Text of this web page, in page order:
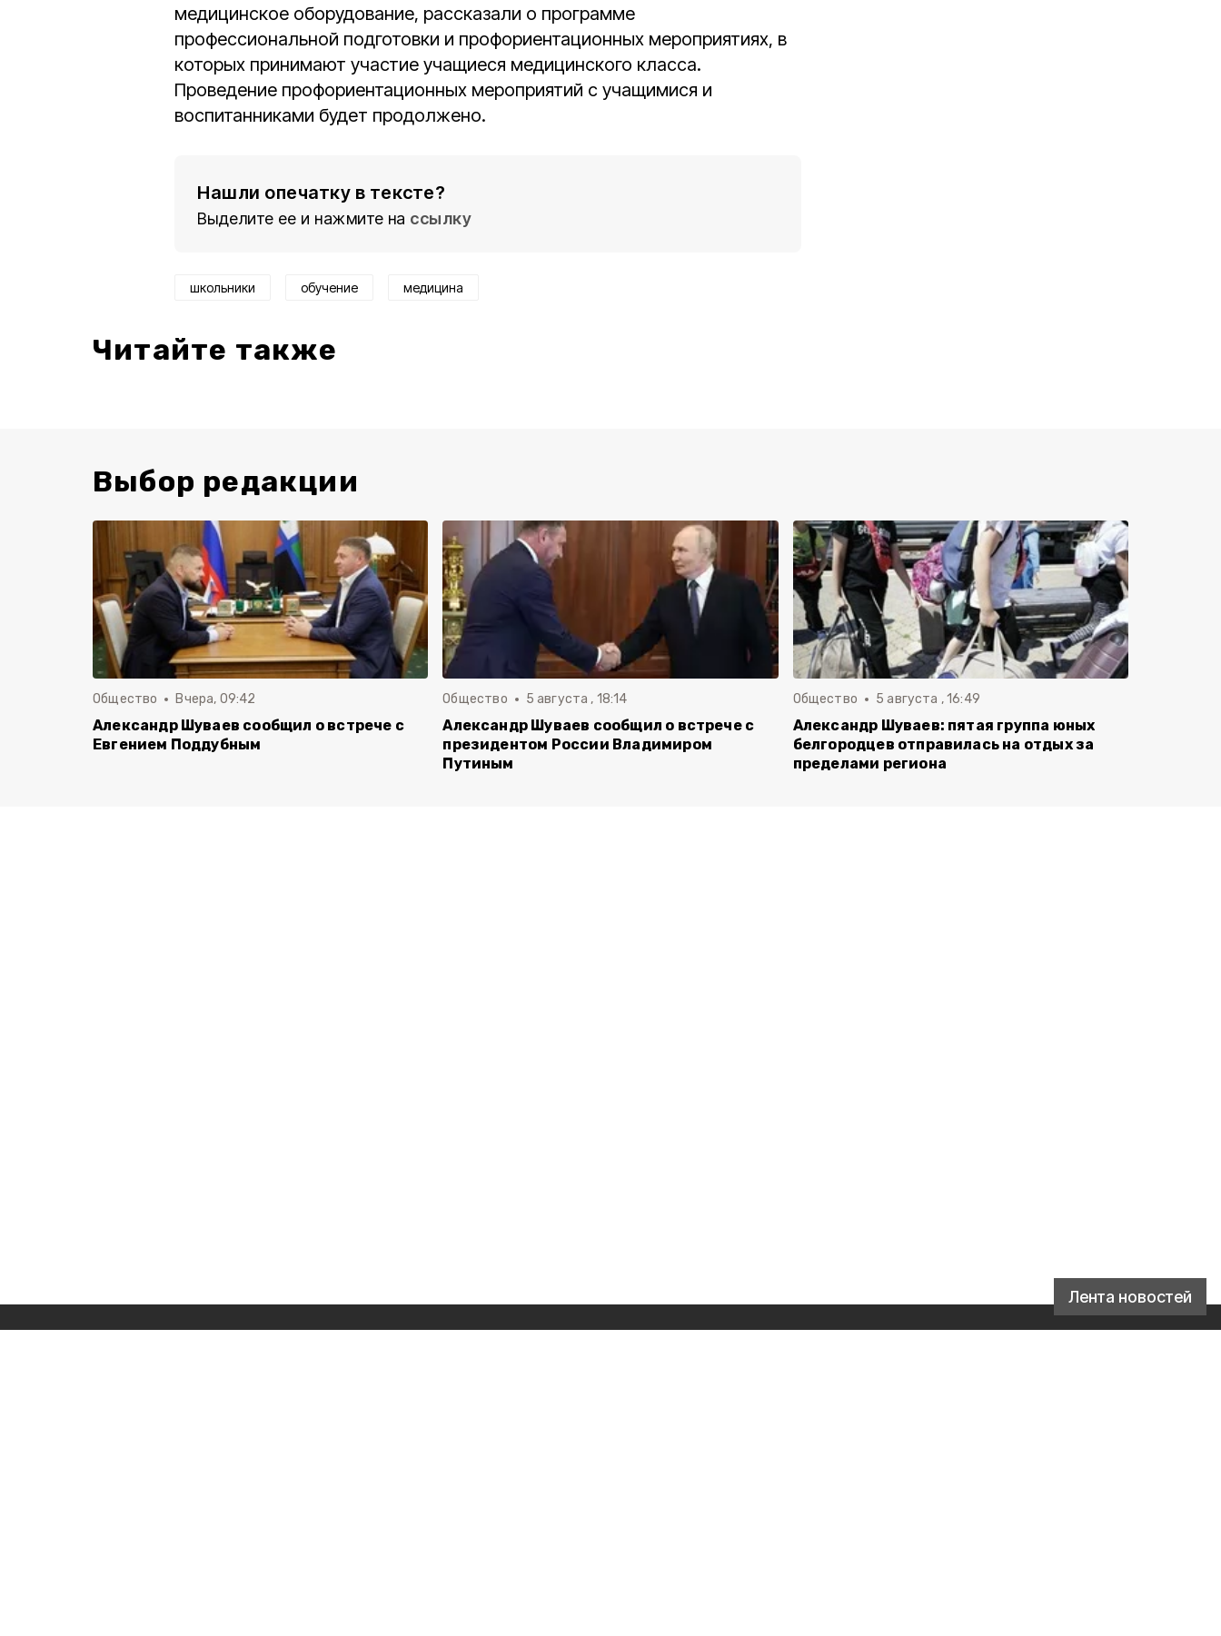
Лента новостей
медицинское оборудование, рассказали о программе
профессиональной подготовки и профориентационных мероприятиях, в
которых принимают участие учащиеся медицинского класса.
Проведение профориентационных мероприятий с учащимися и
воспитанниками будет продолжено.
Нашли опечатку в тексте?
Выделите ее и нажмите на ссылку
школьники обучение медицина
Читайте также
Выбор редакции
Общество Вчера, 09:42
Александр Шуваев сообщил о встрече с
Евгением Поддубным
Общество 5 августа , 18:14
Александр Шуваев сообщил о встрече с
президентом России Владимиром
Путиным
Общество 5 августа , 16:49
Александр Шуваев: пятая группа юных
белгородцев отправилась на отдых за
пределами региона